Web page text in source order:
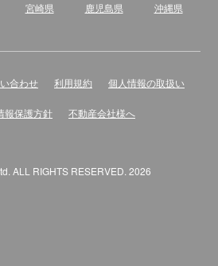
宮崎県 鹿児島県 沖縄県
合わせ 利用規約 個人情報の取扱い
報保護方針 不動産会社様へ
ALL RIGHTS RESERVED. 2026